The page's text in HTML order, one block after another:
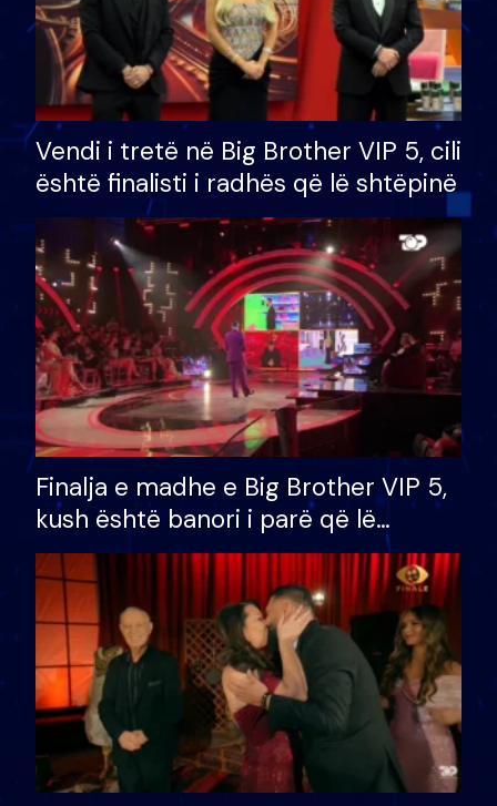
Vendi i tretë në Big Brother VIP 5, cili
është finalisti i radhës që lë shtëpinë
Finalja e madhe e Big Brother VIP 5,
kush është banori i parë që lë
shtëpinë dhe humb mundësinë për
të fituar çmimin e madh